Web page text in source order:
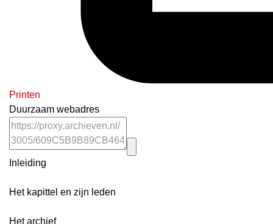
Printen
Duurzaam webadres
Inleiding
Het kapittel en zijn leden
Het archief